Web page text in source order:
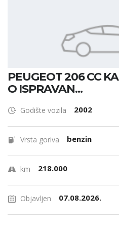
PEUGEOT 206 CC
O ISPRAVAN...
Godište vozila 2002
Vrsta goriva benzin
km 218.000
Objavljen 07.08.2026.